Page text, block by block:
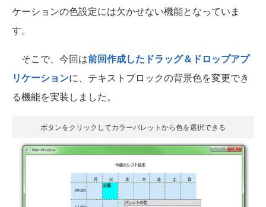
ケーションの色設定には欠かせない機能となっていま
す。
そこで、今回は前回作成したドラッグ＆ドロップアプ
リケーションに、テキストブロックの背景色を変更でき
る機能を実装しました。
ボタンをクリックしてカラーパレットから色を選択できる